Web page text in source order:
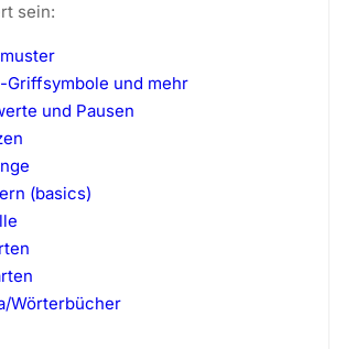
sein:
Griffsymbole und mehr
und Pausen
(basics)
Wörterbücher